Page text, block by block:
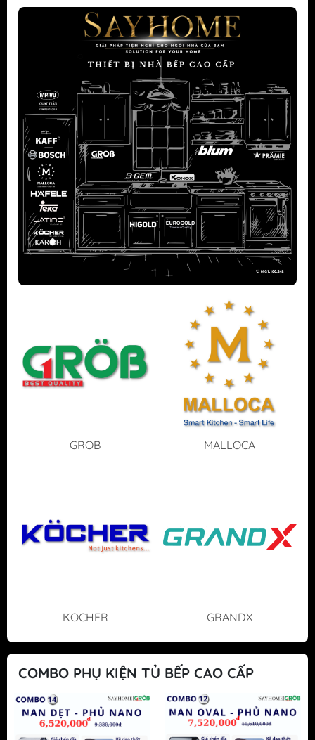
GROB MALLOCA
KOCHER GRANDX
COMBO PHỤ KIỆN TỦ BẾP CAO CẤP